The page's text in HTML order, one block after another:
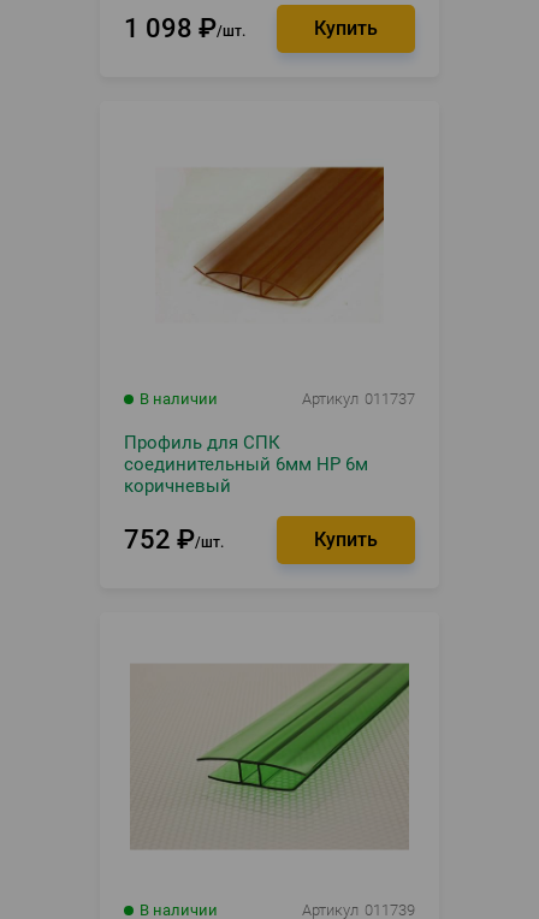
1 098 ₽ шт.
В наличии Артикул 011737
Профиль для СПК
соединительный 6мм НР 6м
коричневый
752 ₽ шт.
В наличии Артикул 011739